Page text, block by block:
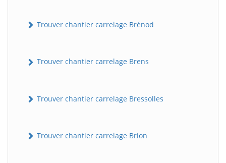
Trouver chantier carrelage Brénod
Trouver chantier carrelage Brens
Trouver chantier carrelage Bressolles
Trouver chantier carrelage Brion